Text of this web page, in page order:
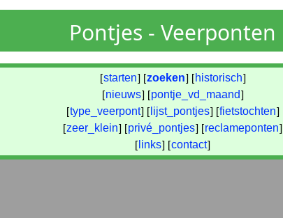
Pontjes - Veerponten
[starten] [zoeken] [ historisch]
[nieuws] [pontje_vd_maand]
[type_veerpont] [ lijst_pontjes] [fietstochten]
[zeer_klein] [privé_pontjes] [reclameponten]
[ links] [contact]